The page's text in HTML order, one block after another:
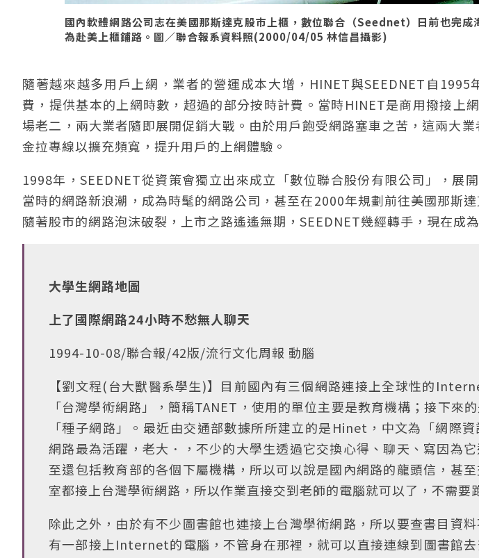
國內軟體網路公司志在美國那斯達克股巿上櫃，數位聯合（Seednet）日前也完成
為赴美上櫃鋪路。圖／聯合報系資料照(2000/04/05 林信昌攝影)
隨著越來越多用戶上網，業者的營運成本大增，HINET與SEEDNET自1995
費，提供基本的上網時數，超過的部分按時計費。當時HINET是商用撥接上
場老二，兩大業者隨即展開促銷大戰。由於用戶飽受網路塞車之苦，這兩大
金拉專線以擴充頻寬，提升用戶的上網體驗。
1998年，SEEDNET從資策會獨立出來成立「數位聯合股份有限公司」，展
當時的網路新浪潮，成為時髦的網路公司，甚至在2000年規劃前往美國那斯
隨著股市的網路泡沫破裂，上市之路遙遙無期，SEEDNET幾經轉手，現在成
大學生網路地圖
上了國際網路24小時不愁無人聊天
1994-10-08/聯合報/42版/流行文化周報 動腦
【劉文程(台大獸醫系學生)】目前國內有三個網路連接上全球性的
「台灣學術網路」，簡稱TANET，使用的單位主要是教育機構；接下來
「種子網路」。最近由交通部數據所所建立的是Hinet，中文為「網際
網路最為活躍，老大．，不少的大學生透過它交換心得、聊天、寫因為
至還包括教育部的各個下屬機構，所以可以說是國內網路的龍頭信，甚
室都接上台灣學術網路，所以作業直接交到老師的電腦就可以了，不需要
除此之外，由於有不少圖書館也連接上台灣學術網路，所以要查書目資
有一部接上Internet的電腦，不管身在那裡，就可以直接連線到圖書館